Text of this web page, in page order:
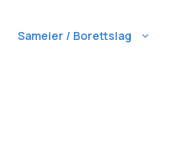
Sameier / Borettslag